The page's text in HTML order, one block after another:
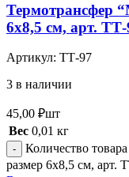
Термотрансфер
6х8,5 см, арт. ТТ-
Артикул: ТТ-97
3 в наличии
45,00 ₽шт
Вес 0,01 кг
Количество
размер 6х8,5 см, арт.